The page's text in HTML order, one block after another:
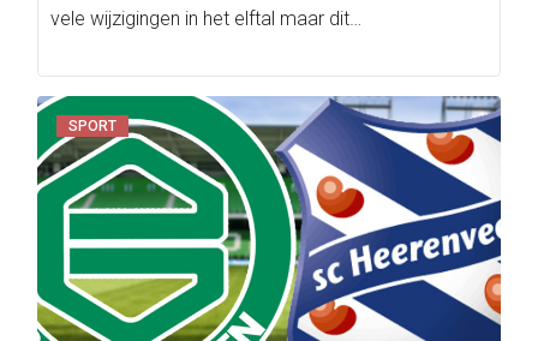
vele wijzigingen in het elftal maar dit…
SPORT